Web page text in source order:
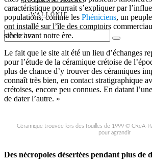
WALLONIE
caractéristique pourrait s’expliquer par
populations, comme les Phéniciens, un
ont installé sur l’île des comptoirs
siècle avant notre ère.
Le fait que le site ait été un lieu d’échanges
pour l’étude de la céramique crétoise de
plus de chance d’y trouver des céramiques
connaît très bien, en contact stratigraphique
crétoises, encore peu connues. En datant
de dater l’autre. »
Céramique trouvée lors des fouilles de 1999 © CReA-
pour agrandir
Des nécropoles désertées pendant plus de